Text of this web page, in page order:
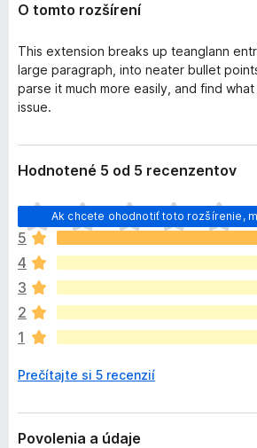
O tomto rozšírení
This extension breaks up teanglann
large paragraph, into neater bullet
parse it much more easily, and find
issue.
Hodnotené 5 od 5 recenzentov
Ak chcete ohodnotiť toto rozšírenie,
D
o
p
l
n
o
k
z
t
a
ľ
5
4
3
2
1
Prečítajte si 5 recenzií
Povolenia a údaje